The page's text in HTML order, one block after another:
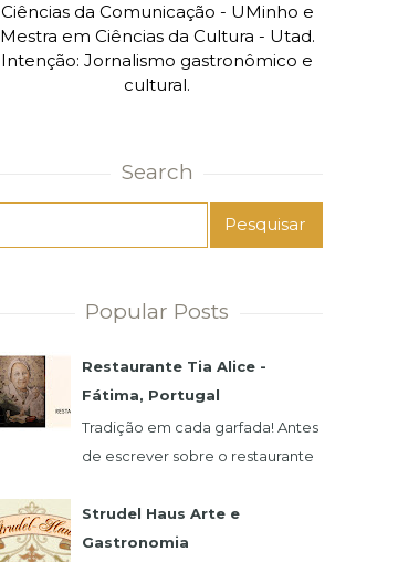
Ciências da Comunicação - UMinho e
Mestra em Ciências da Cultura - Utad.
Intenção: Jornalismo gastronômico e
cultural.
Search
Popular Posts
Restaurante Tia Alice -
Fátima, Portugal
Tradição em cada garfada! Antes
de escrever sobre o restaurante
agradecer imensamente pela
atenção de seu filho,...
Strudel Haus Arte e
Gastronomia